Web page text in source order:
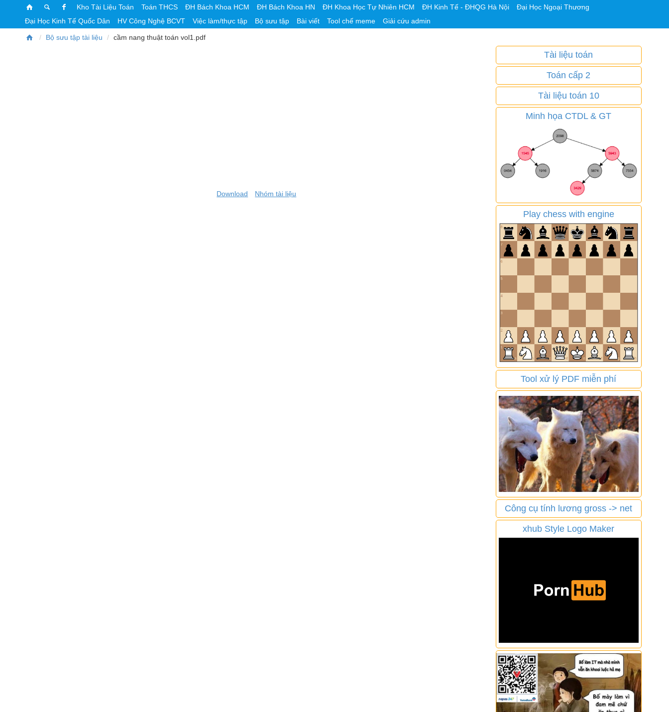
Kho Tài Liệu Toán Toán THCS ĐH Bách Khoa HCM ĐH Bách Khoa HN ĐH Khoa Học Tự Nhiên HCM ĐH Kinh Tế - ĐHQG Hà Nội
Đại Học Ngoại Thương
Đại Học Kinh Tế Quốc Dân
HV Công Nghệ BCVT Việc làm/thực tập Bộ sưu tập Bài viết Tool chế meme Giải cứu admin
Bộ sưu tập tài liệu cầm nang thuật toán vol1.pdf
Download Nhóm tài liệu
Tài liệu toán
Toán cấp 2
Tài liệu toán 10
Minh họa CTDL & GT
Play chess with engine
Tool xử lý PDF miễn phí
Công cụ tính lương gross -> net
xhub Style Logo Maker